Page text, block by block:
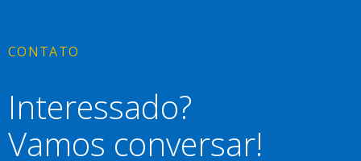
CONTATO
Interessado?
Vamos conversar!